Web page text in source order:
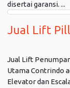
disertai garansi. ...
Jual Lift
Jual Lift
Utama Contrindo
Elevator dan